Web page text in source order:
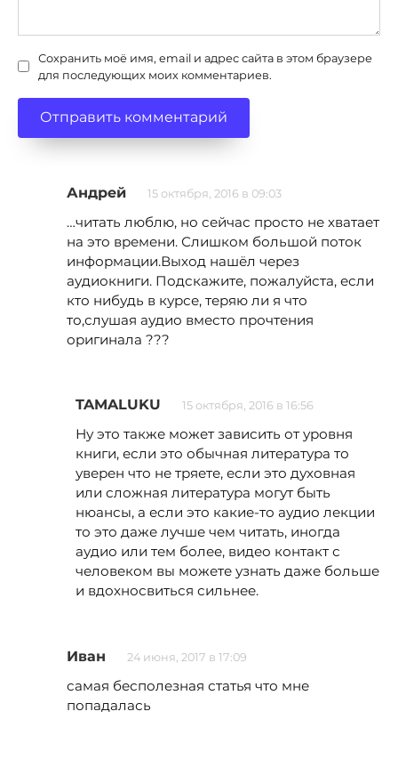
Сохранить моё имя, email и адрес сайта в этом браузере
для последующих моих комментариев.
Андрей 15 октября, 2016 в 09:03
…читать люблю, но сейчас просто не хватает
на это времени. Слишком большой поток
информации.Выход нашёл через
аудиокниги. Подскажите, пожалуйста, если
кто нибудь в курсе, теряю ли я что
то,слушая аудио вместо прочтения
оригинала ???
TAMALUKU 15 октября, 2016 в 16:56
Ну это также может зависить от уровня
книги, если это обычная литература то
уверен что не тряете, если это духовная
или сложная литература могут быть
нюансы, а если это какие-то аудио лекции
то это даже лучше чем читать, иногда
аудио или тем более, видео контакт с
человеком вы можете узнать даже больше
и вдохносвиться сильнее.
Иван 24 июня, 2017 в 17:09
самая бесполезная статья что мне
попадалась